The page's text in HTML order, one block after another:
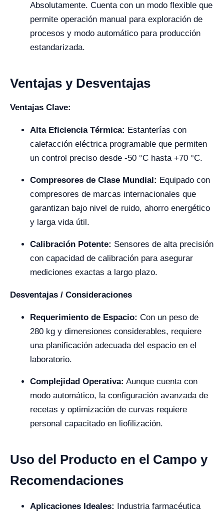
Absolutamente. Cuenta con un modo flexible que
permite operación manual para exploración de
procesos y modo automático para producción
estandarizada.
Ventajas y Desventajas
Ventajas Clave:
Alta Eficiencia Térmica: Estanterías con
calefacción eléctrica programable que permiten
un control preciso desde -50 °C hasta +70 °C.
Compresores de Clase Mundial: Equipado con
compresores de marcas internacionales que
garantizan bajo nivel de ruido, ahorro energético
y larga vida útil.
Calibración Potente: Sensores de alta precisión
con capacidad de calibración para asegurar
mediciones exactas a largo plazo.
Desventajas / Consideraciones
Requerimiento de Espacio: Con un peso de
280 kg y dimensiones considerables, requiere
una planificación adecuada del espacio en el
laboratorio.
Complejidad Operativa: Aunque cuenta con
modo automático, la configuración avanzada de
recetas y optimización de curvas requiere
personal capacitado en liofilización.
Uso del Producto en el Campo y
Recomendaciones
Aplicaciones Ideales: Industria farmacéutica